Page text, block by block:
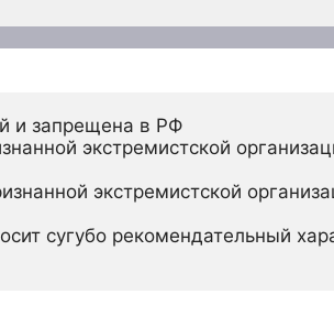
и запрещена в РФ
экстремистской
экстремистской
сугубо рекомендательный